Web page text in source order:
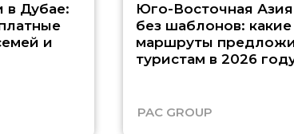
в Дубае:
и
Юго-Восточная Азия
без шаблонов: какие
маршруты
туристам в 2026
PAC GROUP